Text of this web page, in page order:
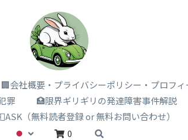
🏢会社概要・プライバシーポリシー・プロフ
罪 🏥限界ギリギリの発達障害事件解説
（無料読者登録 or 無料お問い合わせ）
0